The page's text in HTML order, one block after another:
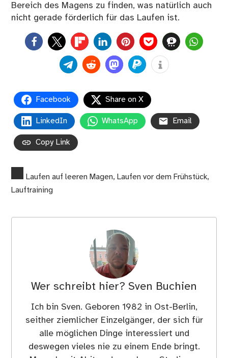
Bereich des Magens zu finden, was natürlich auch
nicht gerade förderlich für das Laufen ist.
0
Facebook Share on X
LinkedIn WhatsApp Email
Copy Link
Laufen auf leeren Magen, Laufen vor dem Frühstück,
Lauftraining
Wer schreibt hier? Sven Buchien
Ich bin Sven. Geboren 1982 in Ost-Berlin,
seither ziemlicher Einzelgänger, der sich für
alle möglichen Dinge interessiert und
deswegen vieles nie zu einem Ende bringt.